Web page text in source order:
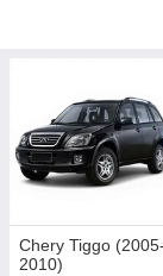
дзеркала для
оформлення
до попиту —
елементи для
Chery Tiggo (2005-
2010)